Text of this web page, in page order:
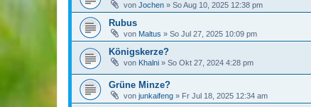
von Jochen » So Aug 10, 2025 12:38 pm
Rubus
von Maltus » So Jul 27, 2025 10:09 pm
Königskerze?
von Khalni » So Okt 27, 2024 4:28 pm
Grüne Minze?
von junkaifeng » Fr Jul 18, 2025 12:34 am